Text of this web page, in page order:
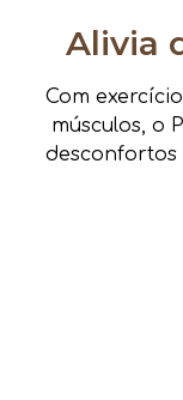
Alivia
Com
músculos, o
desconfortos